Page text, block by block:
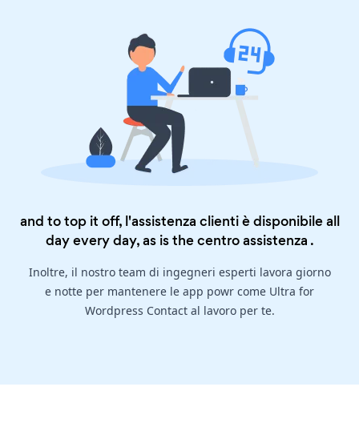
and to top it off, l'assistenza clienti è disponibile all
day every day, as is thecentro assistenza .
Inoltre, il nostro team di ingegneri esperti lavora giorno
e notte per mantenere le app powr come Ultra for
Wordpress Contact al lavoro per te.